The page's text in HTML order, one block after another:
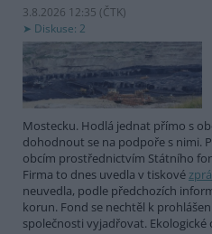
3.8.2026 12:35 (ČTK)
Diskuse: 2
Mostecku. Hodlá jednat přímo s
dohodnout se na podpoře s nimi.
obcím prostřednictvím Státního
Firma to dnes uvedla v tiskové
neuvedla, podle předchozích
korun. Fond se nechtěl k
společnosti vyjadřovat.